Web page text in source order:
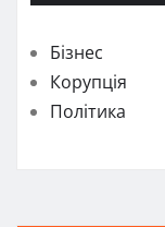
Бізнес
Корупція
Політика